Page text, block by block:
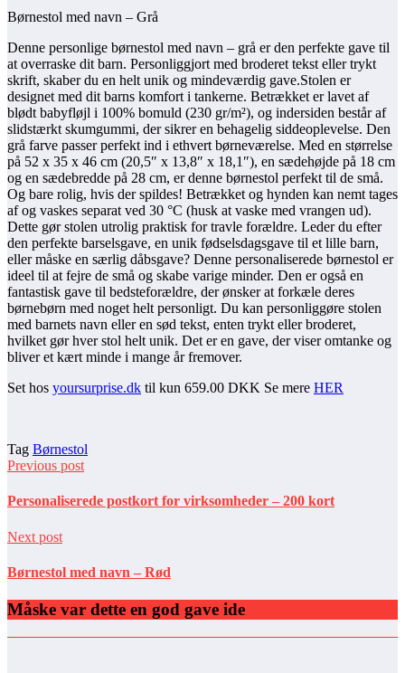
Børnestol med navn – Grå
Denne personlige børnestol med navn – grå er den perfekte gave til
at overraske dit barn. Personliggjort med broderet tekst eller trykt
skrift, skaber du en helt unik og mindeværdig gave.Stolen er
designet med dit barns komfort i tankerne. Betrækket er lavet af
blødt babyfløjl i 100% bomuld (230 gr/m²), og indersiden består af
slidstærkt skumgummi, der sikrer en behagelig siddeoplevelse. Den
grå farve passer perfekt ind i ethvert børneværelse. Med en størrelse
på 52 x 35 x 46 cm (20,5″ x 13,8″ x 18,1″), en sædehøjde på 18 cm
og en sædebredde på 28 cm, er denne børnestol perfekt til de små.
Og bare rolig, hvis der spildes! Betrækket og hynden kan nemt tages
af og vaskes separat ved 30 °C (husk at vaske med vrangen ud).
Dette gør stolen utrolig praktisk for travle forældre. Leder du efter
den perfekte barselsgave, en unik fødselsdagsgave til et lille barn,
eller måske en særlig dåbsgave? Denne personaliserede børnestol er
ideel til at fejre de små og skabe varige minder. Den er også en
fantastisk gave til bedsteforældre, der ønsker at forkæle deres
børnebørn med noget helt personligt. Du kan personliggøre stolen
med barnets navn eller en sød tekst, enten trykt eller broderet,
hvilket gør hver stol helt unik. Det er en gave, der viser omtanke og
bliver et kært minde i mange år fremover.
Set hos yoursurprise.dk til kun 659.00 DKK Se mere HER
Tag Børnestol
Previous post
Personaliserede postkort for virksomheder – 200 kort
Next post
Børnestol med navn – Rød
Måske var dette en god gave ide